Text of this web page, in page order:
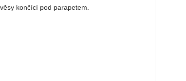
končící pod parapetem.